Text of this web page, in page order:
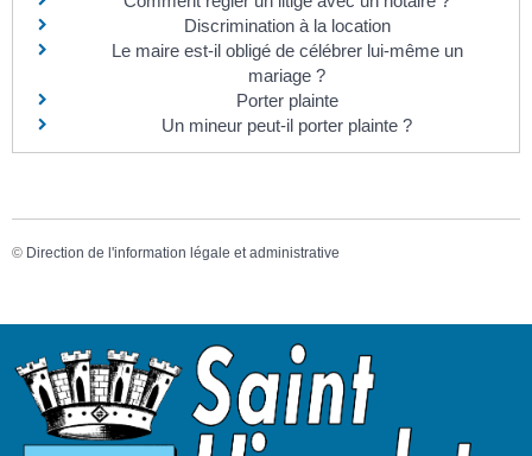
Discrimination à la location
Le maire est-il obligé de célébrer lui-même un
mariage ?
Porter plainte
Un mineur peut-il porter plainte ?
© Direction de l'information légale et administrative